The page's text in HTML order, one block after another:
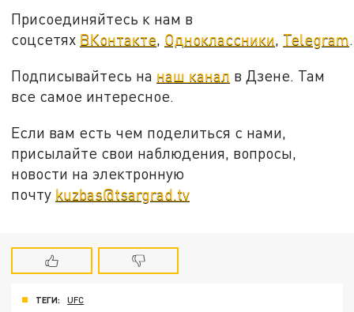
Присоединяйтесь к нам в
соцсетях ВКонтакте, Одноклассники, Telegram.
Подписывайтесь на наш канал в Дзене. Там
все самое интересное.
Если вам есть чем поделиться с нами,
присылайте свои наблюдения, вопросы,
новости на электронную
почту kuzbas@tsargrad.tv
ТЕГИ: UFC